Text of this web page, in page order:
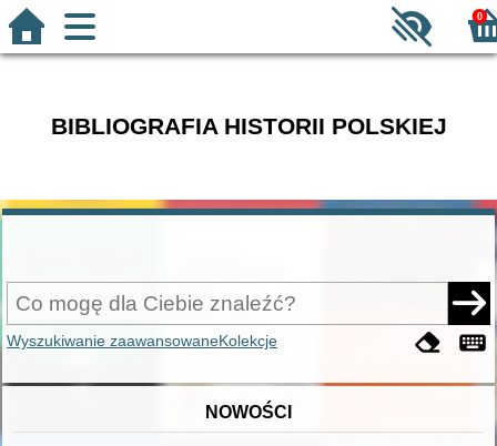
0
BIBLIOGRAFIA HISTORII POLSKIEJ
Wyszukiwanie zaawansowaneKolekcje
NOWOŚCI